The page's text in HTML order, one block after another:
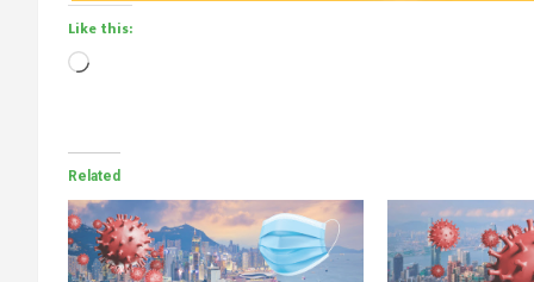
Like this:
Loading…
Related